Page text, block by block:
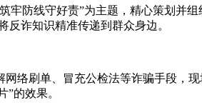
牢防线守好责”为主题，精心策划并组
诈知识精准传递到群众身边。
络刷单、冒充公检法等诈骗手段，
的效果。